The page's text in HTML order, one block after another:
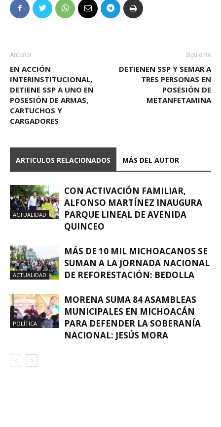
Anterior
EN ACCIÓN
INTERINSTITUCIONAL,
DETIENE SSP A UNO EN
POSESIÓN DE ARMAS,
CARTUCHOS Y
CARGADORES
Siguiente
DETIENEN SSP Y SEMAR A
TRES PERSONAS EN
POSESIÓN DE
METANFETAMINA
ARTICULOS RELACIONADOS MÁS DEL AUTOR
ACTUALIDAD
CON ACTIVACIÓN FAMILIAR,
ALFONSO MARTÍNEZ INAUGURA
PARQUE LINEAL DE AVENIDA
QUINCEO
ACTUALIDAD
MÁS DE 10 MIL MICHOACANOS SE
SUMAN A LA JORNADA NACIONAL
DE REFORESTACIÓN: BEDOLLA
POLÍTICA
MORENA SUMA 84 ASAMBLEAS
MUNICIPALES EN MICHOACÁN
PARA DEFENDER LA SOBERANÍA
NACIONAL: JESÚS MORA